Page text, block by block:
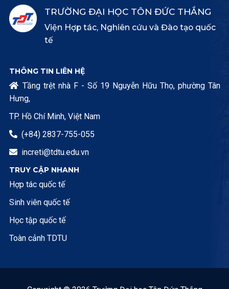
TRƯỜNG ĐẠI HỌC TÔN ĐỨC THẮNG
Viện Hợp tác, Nghiên cứu và Đào tạo quốc
tế
THÔNG TIN LIÊN HỆ
 Tầng trệt nhà F - Số 19 Nguyễn Hữu Thọ, phường Tân
Hưng,
TP. Hồ Chí Minh, Việt Nam
 (+84) 2837-755-055
 increti@tdtu.edu.vn
TRUY CẬP NHANH
Hợp tác quốc tế
Sinh viên quốc tế
Học tập quốc tế
Toàn cảnh TDTU